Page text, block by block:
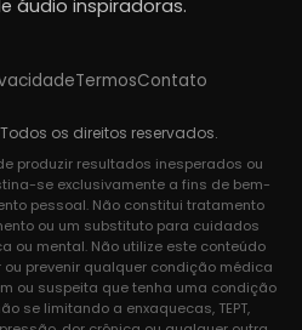
áudio inspiradoras.
TermosContato
os direitos reservados.
produzir resultados inesperados ou
se exclusivamente a fins de bem-
pessoal. Não constitui tratamento
ou um substituto para cuidados
ou mental. Não utilize este conteúdo
prevenir qualquer condição médica
ou suspeita que tenha uma condição
se limitando a enxaquecas, TEPT,